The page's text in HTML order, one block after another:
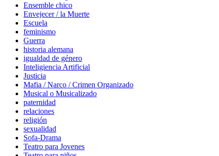
Ensemble chico
Envejecer / la Muerte
Escuela
feminismo
Guerra
historia alemana
igualdad de género
Inteligiencia Artificial
Justicia
Mafia / Narco / Crimen Organizado
Musical o Musicalizado
paternidad
relaciones
religión
sexualidad
Sofa-Drama
Teatro para Jovenes